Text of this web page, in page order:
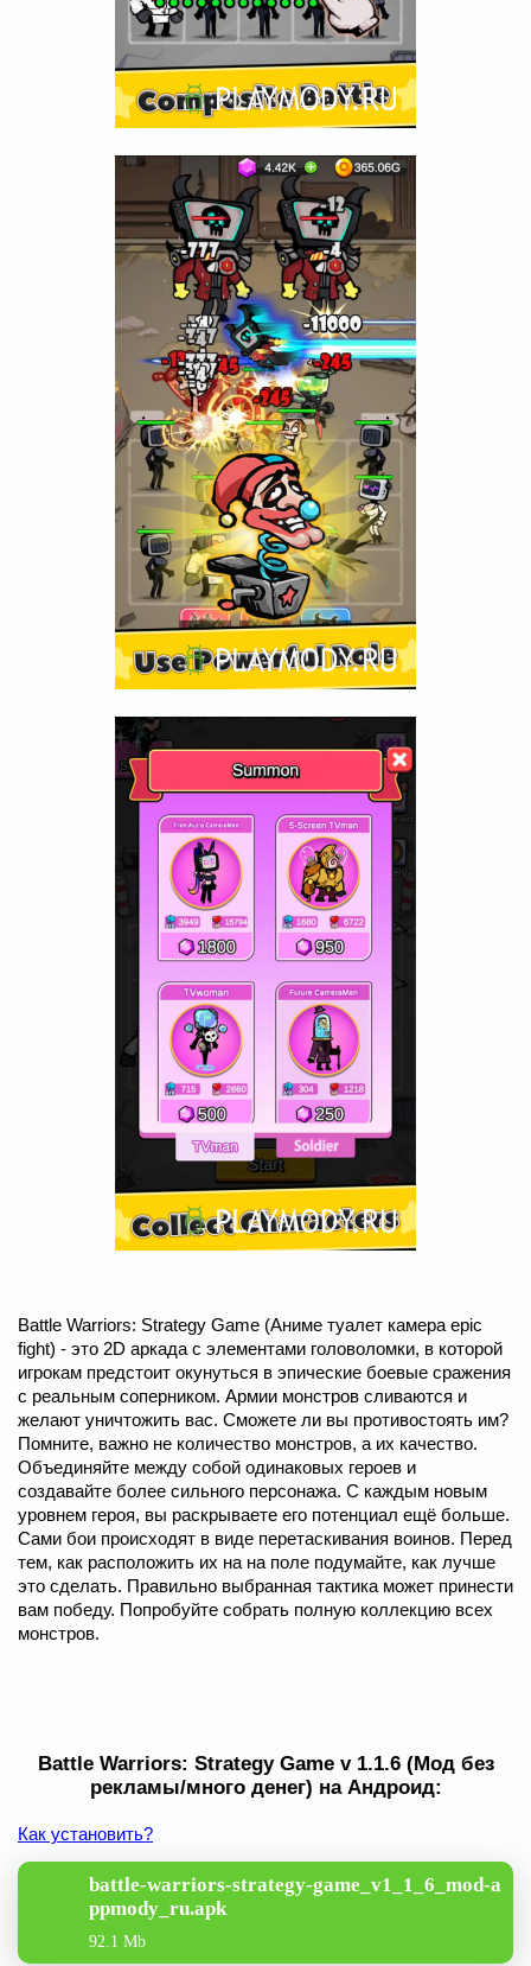
Battle Warriors: Strategy Game (Aниме туалет камера epic
fight) - это 2D аркада с элементами головоломки, в которой
игрокам предстоит окунуться в эпические боевые сражения
с реальным соперником. Армии монстров сливаются и
желают уничтожить вас. Сможете ли вы противостоять им?
Помните, важно не количество монстров, а их качество.
Объединяйте между собой одинаковых героев и
создавайте более сильного персонажа. С каждым новым
уровнем героя, вы раскрываете его потенциал ещё больше.
Сами бои происходят в виде перетаскивания воинов. Перед
тем, как расположить их на на поле подумайте, как лучше
это сделать. Правильно выбранная тактика может принести
вам победу. Попробуйте собрать полную коллекцию всех
монстров.
Battle Warriors: Strategy Game v 1.1.6 (Мод без
рекламы/много денег) на Андроид:
Как установить?
battle-warriors-strategy-game_v1_1_6_mod-a
ppmody_ru.apk
92.1 Mb